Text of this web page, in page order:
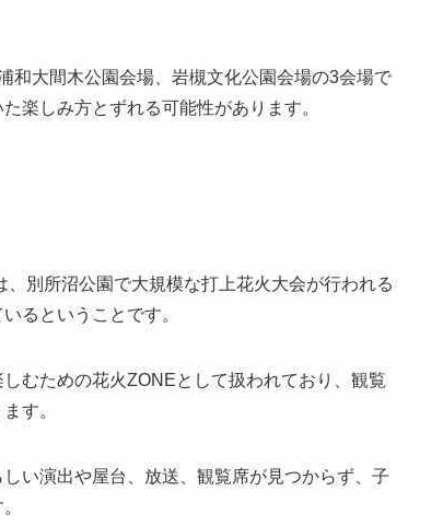
和大間木公園会場、岩槻文化公園会場の3会場で
楽しみ方とずれる可能性があります。
別所沼公園で大規模な打上花火大会が行われる
るということです。
むための花火ZONEとして扱われており、観覧
す。
い演出や屋台、放送、観覧席が見つからず、子